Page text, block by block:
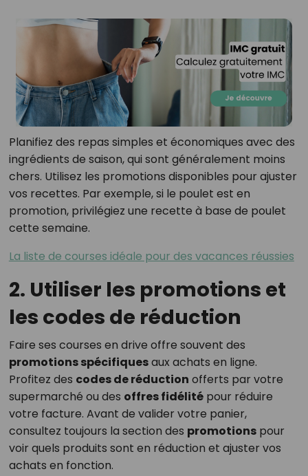
Planifiez des repas simples et économiques avec des
ingrédients de saison, qui sont généralement moins
chers. Utilisez les promotions disponibles pour ajuster
vos recettes. Par exemple, si le poulet est en
promotion, privilégiez une recette à base de poulet
cette semaine.
La liste de courses idéale pour des vacances réussies
2. Utiliser les promotions et
les codes de réduction
Faire ses courses en drive offre souvent des
promotions spécifiquesaux achats en ligne.
Profitez des codes de réduction offerts par votre
supermarché ou des offres fidélitépour réduire
votre facture. Avant de valider votre panier,
consultez toujours la section des promotionspour
voir quels produits sont en réduction et ajuster vos
achats en fonction.